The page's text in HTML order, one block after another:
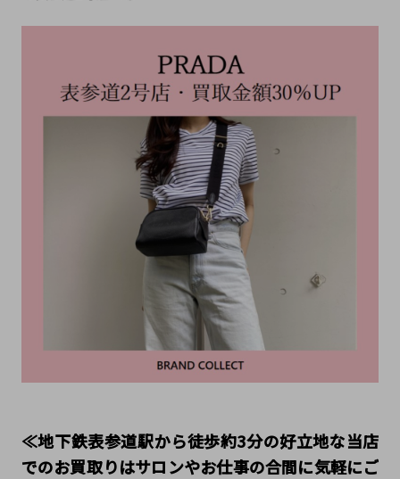
≪地下鉄表参道駅から徒歩約3分の好立地な当店
でのお買取りはサロンやお仕事の合間に気軽にご